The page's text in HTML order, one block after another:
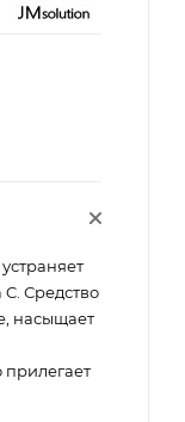
Средство
насыщает